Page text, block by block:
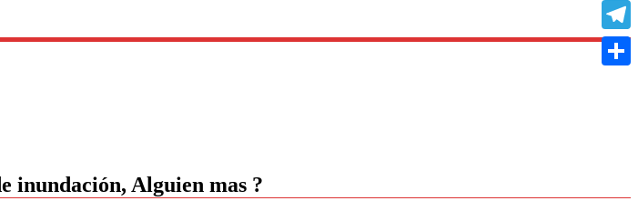
inundación, Alguien mas ?
Copy
Link